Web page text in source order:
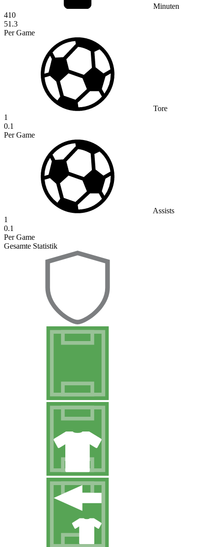
Minuten
410
51.3
Per Game
Tore
1
0.1
Per Game
Assists
1
0.1
Per Game
Gesamte Statistik